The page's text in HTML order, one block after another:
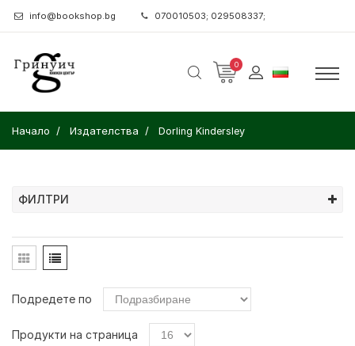
info@bookshop.bg 070010503; 029508337;
0
Начало Издателства Dorling Kindersley
ФИЛТРИ
Подредете по
Продукти на страница